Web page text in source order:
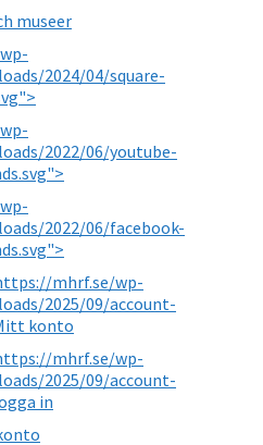
museer
2024/04/square-
2022/06/youtube-
2022/06/facebook-
mhrf.se/wp-
2025/09/account-
konto
mhrf.se/wp-
2025/09/account-
in